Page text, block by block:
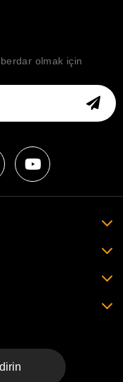
olmak için